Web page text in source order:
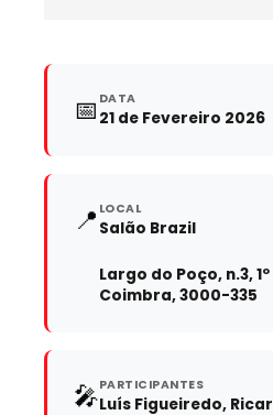
📅 DATA
21 de Fevereiro 2026
📍 LOCAL
Salão Brazil
Largo do Poço, n.3,
Coimbra, 3000-335
🎤PARTICIPANTES
Luís Figueiredo,